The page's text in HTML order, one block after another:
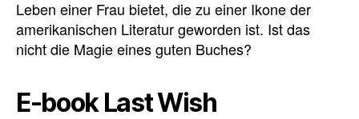
Leben einer Frau bietet, die zu einer Ikone der
amerikanischen Literatur geworden ist. Ist das
nicht die Magie eines guten Buches?
E-book Last Wish